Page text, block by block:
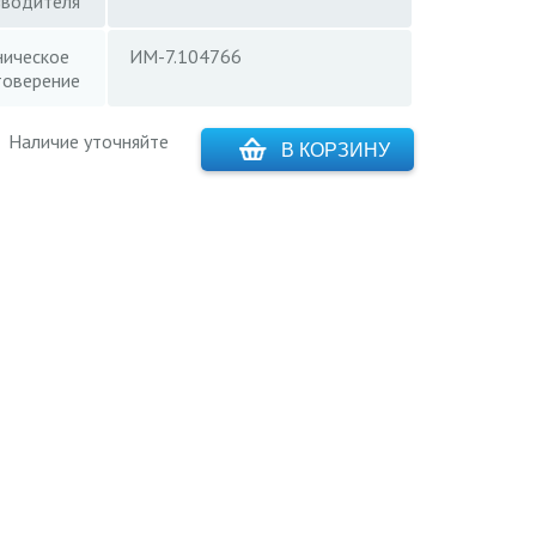
ИМ-7.104766
Наличие уточняйте В КОРЗИНУ